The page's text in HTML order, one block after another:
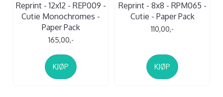
Reprint - 12x12 - REP009 -
Cutie Monochromes -
Paper Pack
165,00,-
KJØP
Reprint - 8x8 - RPM065 -
Cutie - Paper Pack
110,00,-
KJØP